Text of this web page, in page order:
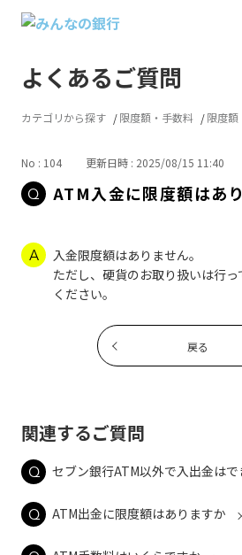
よくあるご質問
カテゴリから探す 限度額・手数料 限度額
No : 104 更新日時 : 2025/08/15 11:40
ATM入金に限度額はあ
入金限度額はありません。
ただし、硬貨のお取り扱いは行
ください。
戻る
関連するご質問
セブン銀行ATM以外で入出金はで
ATM出金に限度額はありますか